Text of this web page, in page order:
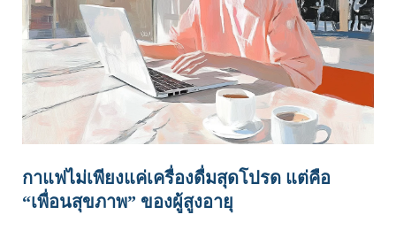
กาแฟไม่เพียงแค่เครื่องดื่มสุดโปรด แต่คือ
“เพื่อนสุขภาพ” ของผู้สูงอายุ